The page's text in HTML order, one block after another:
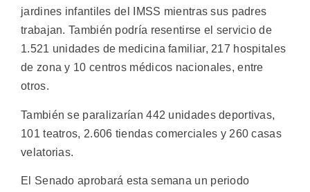
jardines infantiles del IMSS mientras sus padres
trabajan. También podría resentirse el servicio de
1.521 unidades de medicina familiar, 217 hospitales
de zona y 10 centros médicos nacionales, entre
otros.
También se paralizarían 442 unidades deportivas,
101 teatros, 2.606 tiendas comerciales y 260 casas
velatorias.
El Senado aprobará esta semana un periodo